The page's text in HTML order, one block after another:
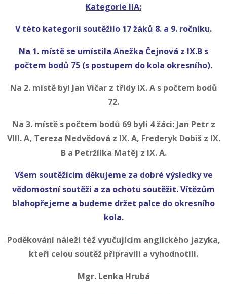
Kategorie IIA:
V této kategorii soutěžilo 17 žáků 8. a 9. ročníku.
Na 1. místě se umístila Anežka Čejnová z IX.B s
počtem bodů 75 (s postupem do kola okresního).
Na 2. místě byl Jan Vičar z třídy IX. A s počtem bodů
72.
Na 3. místě s počtem bodů 69 byli 4 žáci: Jan Petr z
VIII. A, Tereza Nedvědová z IX. A, Frederyk Dobiš z IX.
B a Petržílka Matěj z IX. A.
Všem soutěžícím děkujeme za dobré výsledky ve
vědomostní soutěži a za ochotu soutěžit. Vítězům
blahopřejeme a budeme držet palce do okresního
kola.
Poděkování náleží též vyučujícím anglického jazyka,
kteří celou soutěž připravili a vyhodnotili.
Mgr. Lenka Hrubá